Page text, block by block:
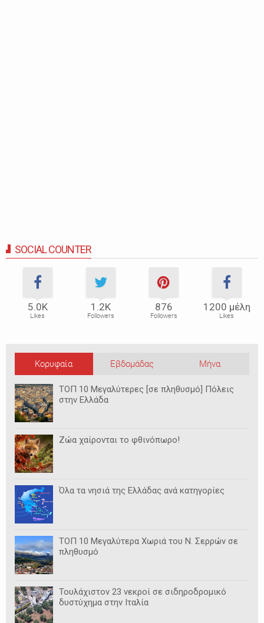
SOCIAL COUNTER
5.0Κ
Likes
1.2Κ
Followers
876
Followers
1200 μέλη
Likes
Κορυφαία Εβδομάδας Μήνα
ΤΟΠ 10 Μεγαλύτερες [σε πληθυσμό] Πόλεις
στην Ελλάδα
Ζώα χαίρονται το φθινόπωρο!
Όλα τα νησιά της Ελλάδας ανά κατηγορίες
ΤΟΠ 10 Μεγαλύτερα Χωριά του Ν. Σερρών σε
πληθυσμό
Τουλάχιστον 23 νεκροί σε σιδηροδρομικό
δυστύχημα στην Ιταλία